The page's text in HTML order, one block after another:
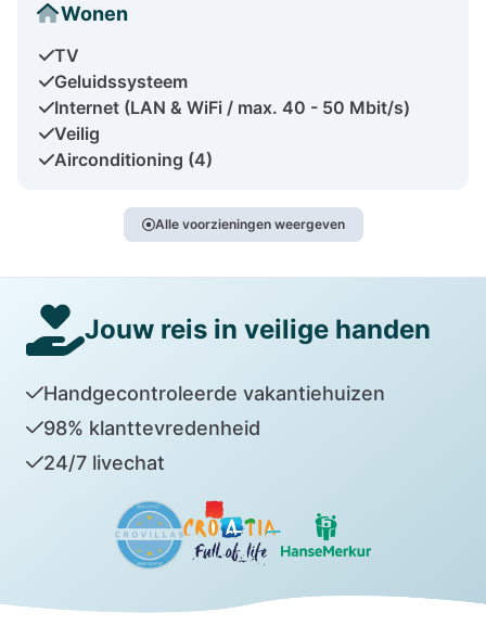
Wonen
TV
Geluidssysteem
Internet (LAN & WiFi / max. 40 - 50 Mbit/s)
Veilig
Airconditioning (4)
Alle voorzieningen weergeven
Jouw reis in veilige handen
Handgecontroleerde vakantiehuizen
98% klanttevredenheid
24/7 livechat